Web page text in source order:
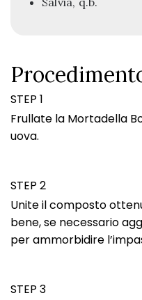
STEP 1
Frullate la Mortadella
uova.
STEP 2
Unite il composto
bene, se necessario
per ammorbidire
STEP 3